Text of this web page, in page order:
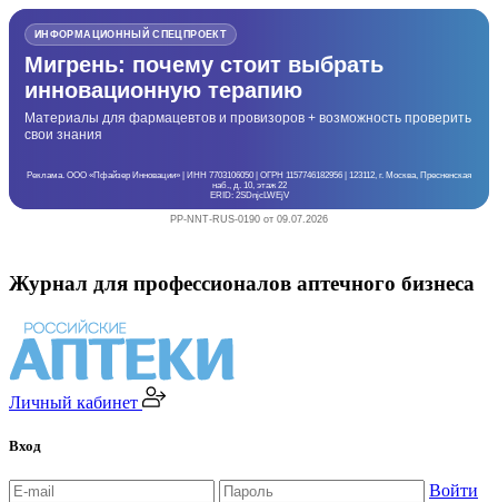
ИНФОРМАЦИОННЫЙ СПЕЦПРОЕКТ
Мигрень: почему стоит выбрать
инновационную терапию
Материалы для фармацевтов и провизоров + возможность проверить
свои знания
Реклама. ООО «Пфайзер Инновации» | ИНН 7703106050 | ОГРН 1157746182956 | 123112, г. Москва, Пресненская
наб., д. 10, этаж 22
ERID: 2SDnjcLWEjV
PP-NNT-RUS-0190 от 09.07.2026
Журнал для профессионалов аптечного бизнеса
Личный кабинет
Вход
Войти